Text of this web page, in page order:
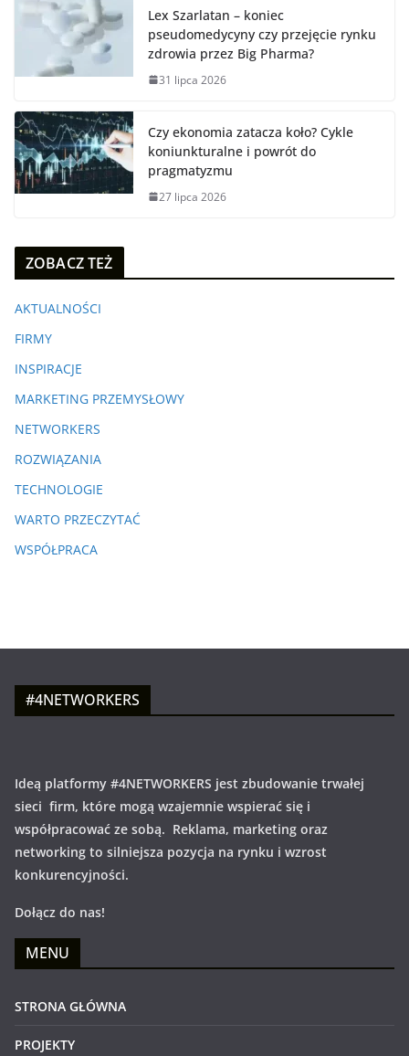
Lex Szarlatan – koniec
pseudomedycyny czy przejęcie rynku
zdrowia przez Big Pharma?
31 lipca 2026
Czy ekonomia zatacza koło? Cykle
koniunkturalne i powrót do
pragmatyzmu
27 lipca 2026
ZOBACZ TEŻ
AKTUALNOŚCI
FIRMY
INSPIRACJE
MARKETING PRZEMYSŁOWY
NETWORKERS
ROZWIĄZANIA
TECHNOLOGIE
WARTO PRZECZYTAĆ
WSPÓŁPRACA
#4NETWORKERS
Ideą platformy #4NETWORKERS jest zbudowanie trwałej
sieci firm, które mogą wzajemnie wspierać się i
współpracować ze sobą. Reklama, marketing oraz
networking to silniejsza pozycja na rynku i wzrost
konkurencyjności.
Dołącz do nas!
MENU
STRONA GŁÓWNA
PROJEKTY